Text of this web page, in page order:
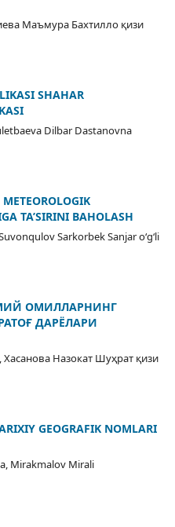
Маъмура Бахтилло қизи
SHAHAR
Dilbar Dastanovna
TA’SIRINI BAHOLASH
Sarkorbek Sanjar o‘g‘li
ОМИЛЛАРНИНГ
ДАРЁЛАРИ
Назокат Шуҳрат қизи
GEOGRAFIK NOMLARI
Mirakmalov Mirali